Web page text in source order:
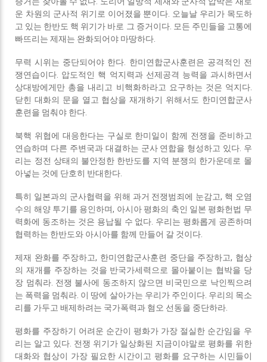
운 차원의 군사적 위기로 이어졌을 뿐이다. 오늘날 우리가 목도하
고 있는 한반도 핵 위기가 바로 그 증거이다. 모든 주민들을 고통에
빠뜨리는 제재는 완화되어야 마땅하다.
무력 시위는 중단되어야 한다. 한미연합군사훈련은 공격적인 전
쟁연습이다. 압도적인 핵 억지력과 선제공격 능력을 과시하면서
상대방에게만 총을 내리고 비핵화하라고 요구하는 것은 억지다.
닫힌 대화의 문을 열고 협상을 재개하기 위해서도 한미연합군사
훈련을 멈춰야 한다.
북핵 위협에 대응한다는 구실로 한미일이 함께 전쟁을 준비하고
연습하며 다른 주변국과 대결하는 군사 연합을 형성하고 있다. 우
리는 정전 상태의 불안정한 한반도를 지역 분쟁의 한가운데로 몰
아넣는 것에 단호히 반대한다.
특히 일본과의 군사협력을 위해 과거 전쟁범죄에 눈감고, 핵 오염
수의 해양 투기를 용인하며, 아시아 평화의 축인 일본 평화헌법 무
력화에 동조하는 것은 용납될 수 없다. 우리는 평화롭게 공존하며
협력하는 한반도와 아시아를 함께 만들어 갈 것이다.
제재 완화를 주장하고, 한미연합군사훈련 중단을 주장하고, 협상
의 재개를 주장하는 것을 반국가세력으로 몰아붙이는 협박을 당
장 멈춰라. 전쟁 불사에 동조하지 않으면 비국민으로 낙인찍으려
는 폭력을 멈춰라. 이 땅에 살아가는 우리가 주인이다. 우리의 목소
리를 가두고 배제하려는 국가폭력과 혐오 선동을 중단하라.
평화를 주장하기 어려운 순간이 평화가 가장 절실한 순간임을 우
리는 알고 있다. 전쟁 위기가 일상화된 지금이야말로 평화를 위한
대화와 협상이 가장 필요한 시간이고 평화를 요구하는 시민들이